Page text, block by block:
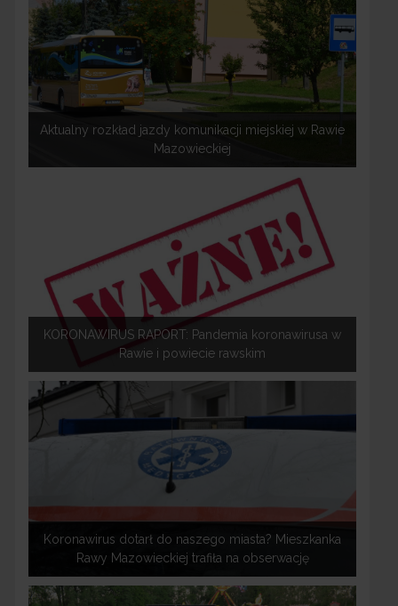
Aktualny rozkład jazdy komunikacji miejskiej w Rawie
Mazowieckiej
KORONAWIRUS RAPORT: Pandemia koronawirusa w
Rawie i powiecie rawskim
Koronawirus dotarł do naszego miasta? Mieszkanka
Rawy Mazowieckiej trafiła na obserwację